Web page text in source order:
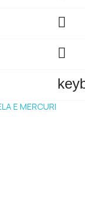


E MERCURI